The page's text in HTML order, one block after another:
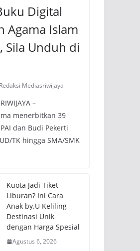
Digital
Agama Islam
Sila Unduh di
Redaksi Mediasriwijaya
–
menerbitkan 39
dan Budi Pekerti
TK hingga SMA/SMK
Kuota Jadi Tiket
Liburan? Ini Cara
Anak by.U Keliling
Destinasi Unik
dengan Harga Spesial
Agustus 6, 2026